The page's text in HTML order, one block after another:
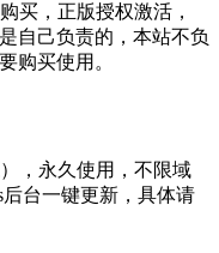
买，正版授权激活，
自己负责的，本站不负
购买使用。
，永久使用，不限域
后台一键更新，具体请